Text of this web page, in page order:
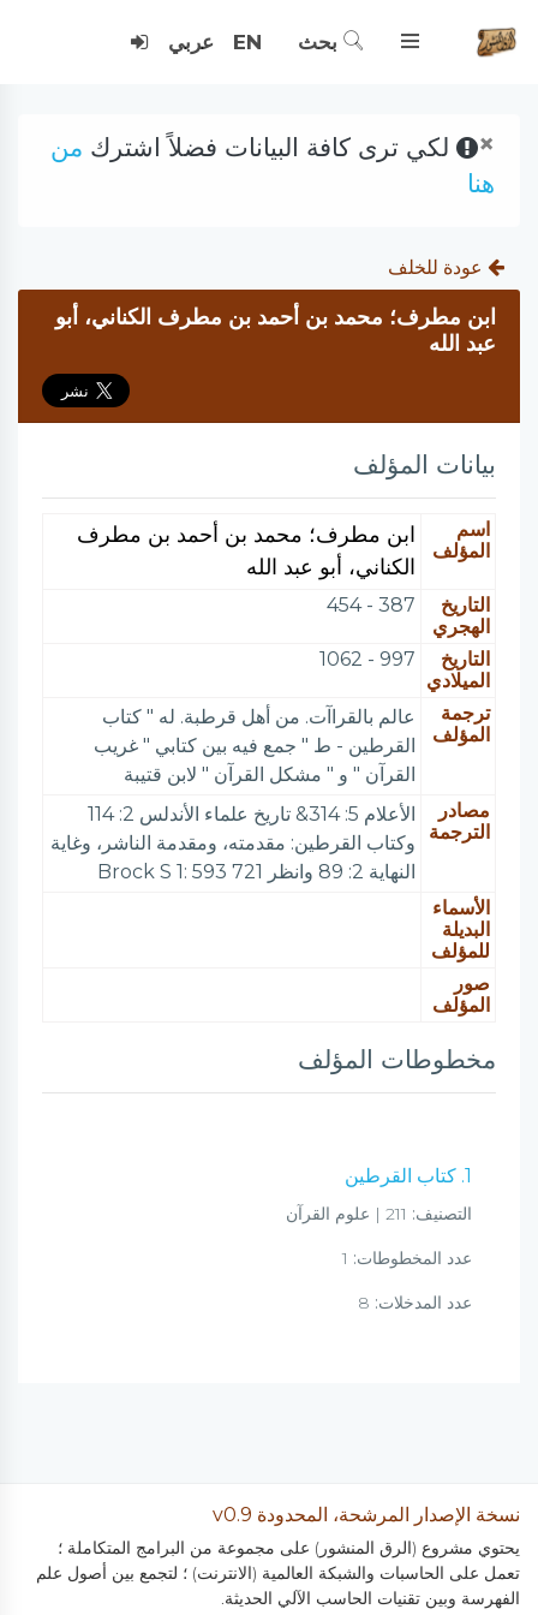
بحث EN عربي
× لكي ترى كافة البيانات فضلاً اشترك من
هنا
عودة للخلف
ابن مطرف؛ محمد بن أحمد بن مطرف الكناني، أبو
عبد الله
بيانات المؤلف
اسم
المؤلف
ابن مطرف؛ محمد بن أحمد بن مطرف
الكناني، أبو عبد الله
التاريخ
الهجري
387 - 454
التاريخ
الميلادي
997 - 1062
ترجمة
المؤلف
عالم بالقراآت. من أهل قرطبة. له " كتاب
القرطين - ط " جمع فيه بين كتابي " غريب
القرآن " و " مشكل القرآن " لابن قتيبة
مصادر
الترجمة
الأعلام 5: 314& تاريخ علماء الأندلس 2: 114
وكتاب القرطين: مقدمته، ومقدمة الناشر، وغاية
النهاية 2: 89 وانظر Brock S 1: 593 721
الأسماء
البديلة
للمؤلف
صور
المؤلف
مخطوطات المؤلف
1. كتاب القرطين
التصنيف:
عدد المخطوطات:
عدد المدخلات:
نسخة الإصدار المرشحة، المحدودة v0.9
يحتوي مشروع (الرق المنشور) على مجموعة من البرامج المتكاملة ؛
تعمل على الحاسبات والشبكة العالمية (الانترنت) ؛ لتجمع بين أصول علم
الفهرسة وبين تقنيات الحاسب الآلي الحديثة.